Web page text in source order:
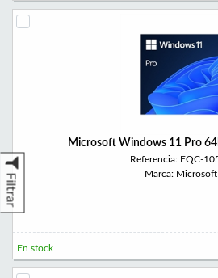
Filtrar
Microsoft Windows 11 Pro
Referencia: FQC-
Marca: Microsoft
En stock